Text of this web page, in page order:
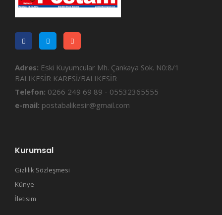
Adres: Eski Kuyumcular Mh. Çankaya Sok. N0:8/1
BALIKESİR KARESİ/BALIKESİR
Telefon: 0266 249 69 89 - 05532365555
e-mail: postabalikesir@gmail.com
Kurumsal
Gizlilik Sözleşmesi
Künye
İletisim